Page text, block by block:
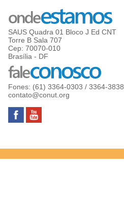
SAUS Quadra 01 Bloco J Ed CNT
Torre B Sala 707
Cep: 70070-010
Brasília - DF
Fones: (61) 3364-0303 / 3364-3838
contato@conut.org